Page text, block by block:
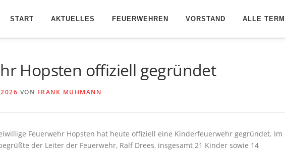
START AKTUELLES FEUERWEHREN VORSTAND ALLE
Hopsten offiziell gegründet
VON FRANK MUHMANN
Feuerwehr Hopsten hat heute offiziell eine Kinderfeuerwehr gegründet. Im
der Leiter der Feuerwehr, Ralf Drees, insgesamt 21 Kinder sowie 14